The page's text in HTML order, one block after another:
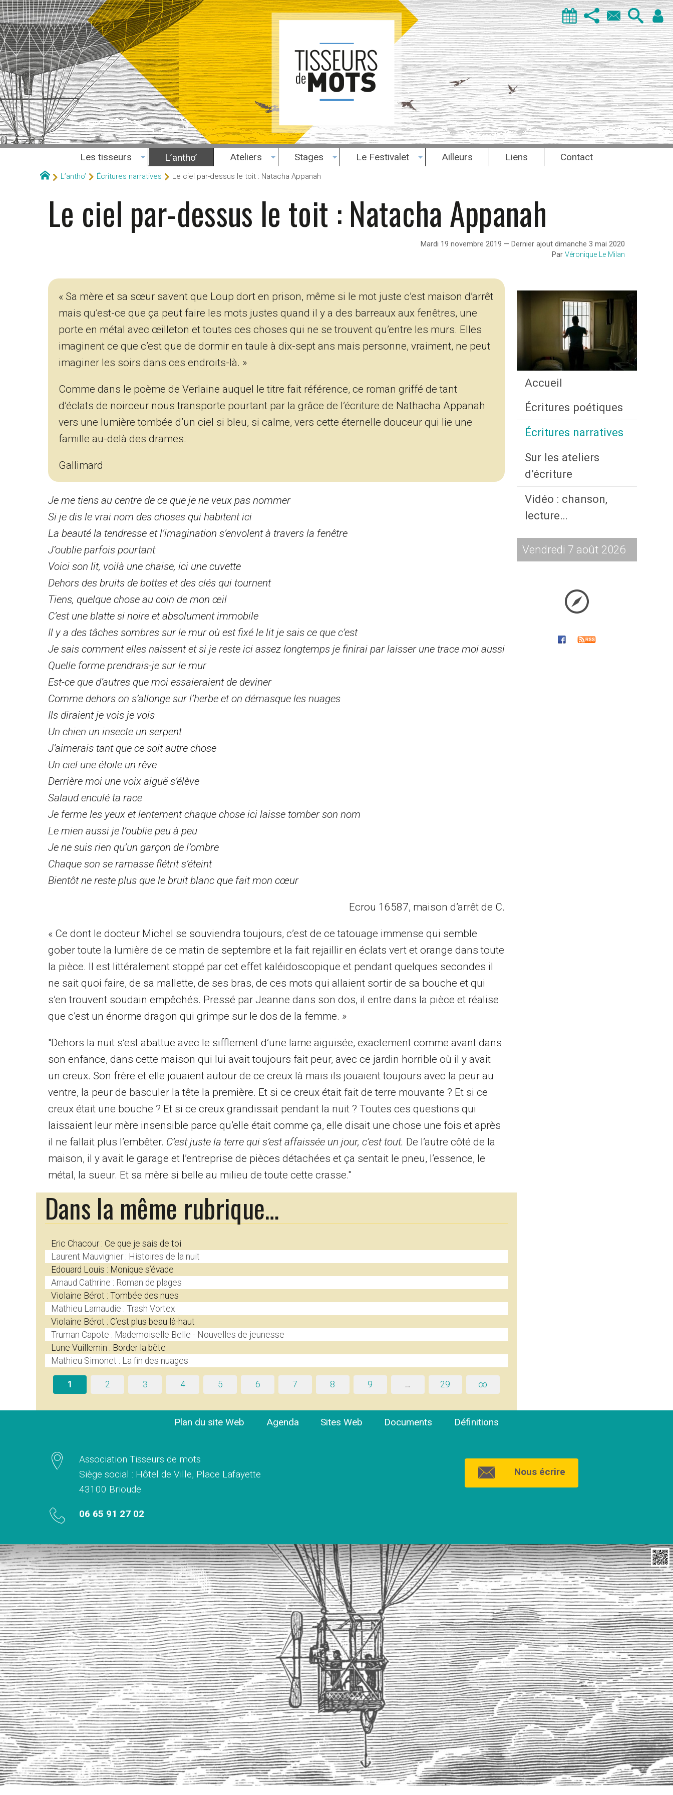
Les tisseurs L’antho’ Ateliers Stages Le Festivalet Ailleurs Liens Contact
L’antho’ Écritures narratives Le ciel par-dessus le toit : Natacha Appanah
Le ciel par-dessus le toit : Natacha Appanah
Mardi 19 novembre 2019 — Dernier ajout dimanche 3 mai 2020
Par Véronique Le Milan
« Sa mère et sa sœur savent que Loup dort en prison, même si le mot juste c’est maison d’arrêt
mais qu’est-ce que ça peut faire les mots justes quand il y a des barreaux aux fenêtres, une
porte en métal avec œilleton et toutes ces choses qui ne se trouvent qu’entre les murs. Elles
imaginent ce que c’est que de dormir en taule à dix-sept ans mais personne, vraiment, ne peut
imaginer les soirs dans ces endroits-là. »
Comme dans le poème de Verlaine auquel le titre fait référence, ce roman griffé de tant
d’éclats de noirceur nous transporte pourtant par la grâce de l’écriture de Nathacha Appanah
vers une lumière tombée d’un ciel si bleu, si calme, vers cette éternelle douceur qui lie une
famille au-delà des drames.
Gallimard
Je me tiens au centre de ce que je ne veux pas nommer
Si je dis le vrai nom des choses qui habitent ici
La beauté la tendresse et l’imagination s’envolent à travers la fenêtre
J’oublie parfois pourtant
Voici son lit, voilà une chaise, ici une cuvette
Dehors des bruits de bottes et des clés qui tournent
Tiens, quelque chose au coin de mon œil
C’est une blatte si noire et absolument immobile
Il y a des tâches sombres sur le mur où est fixé le lit je sais ce que c’est
Je sais comment elles naissent et si je reste ici assez longtemps je finirai par laisser une trace moi aussi
Quelle forme prendrais-je sur le mur
Est-ce que d’autres que moi essaieraient de deviner
Comme dehors on s’allonge sur l’herbe et on démasque les nuages
Ils diraient je vois je vois
Un chien un insecte un serpent
J’aimerais tant que ce soit autre chose
Un ciel une étoile un rêve
Derrière moi une voix aiguë s’élève
Salaud enculé ta race
Je ferme les yeux et lentement chaque chose ici laisse tomber son nom
Le mien aussi je l’oublie peu à peu
Je ne suis rien qu’un garçon de l’ombre
Chaque son se ramasse flétrit s’éteint
Bientôt ne reste plus que le bruit blanc que fait mon cœur
Ecrou 16587, maison d’arrêt de C.
« Ce dont le docteur Michel se souviendra toujours, c’est de ce tatouage immense qui semble
gober toute la lumière de ce matin de septembre et la fait rejaillir en éclats vert et orange dans toute
la pièce. Il est littéralement stoppé par cet effet kaléidoscopique et pendant quelques secondes il
ne sait quoi faire, de sa mallette, de ses bras, de ces mots qui allaient sortir de sa bouche et qui
s’en trouvent soudain empêchés. Pressé par Jeanne dans son dos, il entre dans la pièce et réalise
que c’est un énorme dragon qui grimpe sur le dos de la femme. »
"Dehors la nuit s’est abattue avec le sifflement d’une lame aiguisée, exactement comme avant dans
son enfance, dans cette maison qui lui avait toujours fait peur, avec ce jardin horrible où il y avait
un creux. Son frère et elle jouaient autour de ce creux là mais ils jouaient toujours avec la peur au
ventre, la peur de basculer la tête la première. Et si ce creux était fait de terre mouvante ? Et si ce
creux était une bouche ? Et si ce creux grandissait pendant la nuit ? Toutes ces questions qui
laissaient leur mère insensible parce qu’elle était comme ça, elle disait une chose une fois et après
il ne fallait plus l’embêter. C’est juste la terre qui s’est affaissée un jour, c’est tout. De l’autre côté de la
maison, il y avait le garage et l’entreprise de pièces détachées et ça sentait le pneu, l’essence, le
métal, la sueur. Et sa mère si belle au milieu de toute cette crasse."
Dans la même rubrique…
Eric Chacour : Ce que je sais de toi
Laurent Mauvignier : Histoires de la nuit
Edouard Louis : Monique s’évade
Arnaud Cathrine : Roman de plages
Violaine Bérot : Tombée des nues
Mathieu Larnaudie : Trash Vortex
Violaine Bérot : C’est plus beau là-haut
Truman Capote : Mademoiselle Belle - Nouvelles de jeunesse
Lune Vuillemin : Border la bête
Mathieu Simonet : La fin des nuages
1 2 3 4 5 6 7 8 9 … 29 ∞
Accueil
Écritures poétiques
Écritures narratives
Sur les ateliers
d’écriture
Vidéo : chanson,
lecture…
Vendredi 7 août 2026
Plan du site Web Agenda Sites Web Documents Définitions
Association Tisseurs de mots
Siège social : Hôtel de Ville, Place Lafayette
43100 Brioude
06 65 91 27 02
Nous écrire